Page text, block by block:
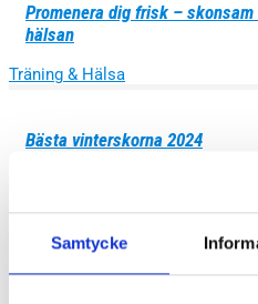
Samtycke
Promenera dig frisk –
hälsan
Träning & Hälsa
Bästa vinterskorna 2024
Därför ska du springa – 8